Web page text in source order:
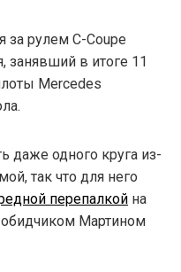
рулем C-Coupe
занявший в итоге 11
Mercedes
даже одного круга из-
так что для него
перепалкой на
Мартином